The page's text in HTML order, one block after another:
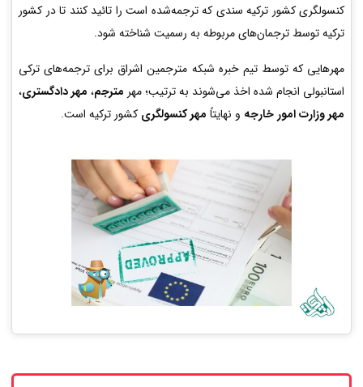
کنسولگری کشور ترکیه سندی که ترجمه‌شده است را تائید کنند تا در کشور
ترکیه توسط ترجمان‌های مربوطه به رسمیت شناخته شود.
مهرهایی که توسط تیم خبره شبکه مترجمین اشراق برای ترجمه‌های ترکی
استانبولی انجام شده اخذ می‌شوند به ترتیب؛ مهر مترجم، مهر دادگستری،
مهر وزارت امور خارجه و نهایتاً مهر کنسولگری کشور ترکیه است.